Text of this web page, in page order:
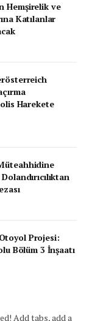
Hemşirelik ve
Katılanlar
Harekete
Projesi:
Bölüm 3 İnşaatı
Add tabs, add a